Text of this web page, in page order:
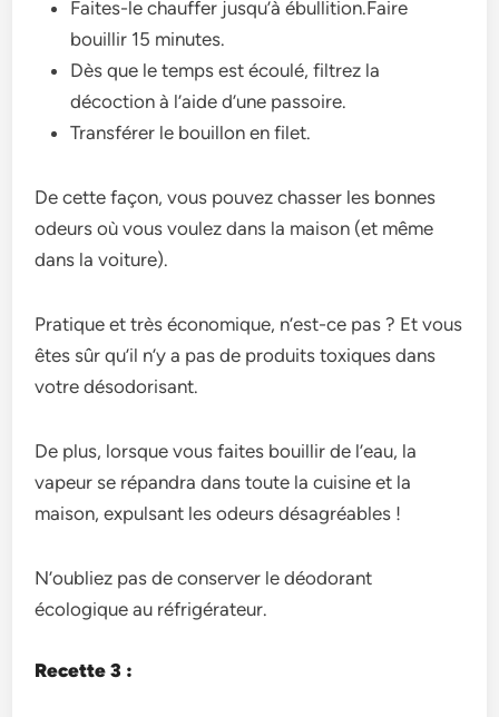
Faites-le chauffer jusqu’à ébullition.Faire
bouillir 15 minutes.
Dès que le temps est écoulé, filtrez la
décoction à l’aide d’une passoire.
Transférer le bouillon en filet.
De cette façon, vous pouvez chasser les bonnes
odeurs où vous voulez dans la maison (et même
dans la voiture).
Pratique et très économique, n’est-ce pas ? Et vous
êtes sûr qu’il n’y a pas de produits toxiques dans
votre désodorisant.
De plus, lorsque vous faites bouillir de l’eau, la
vapeur se répandra dans toute la cuisine et la
maison, expulsant les odeurs désagréables !
N’oubliez pas de conserver le déodorant
écologique au réfrigérateur.
Recette 3 :